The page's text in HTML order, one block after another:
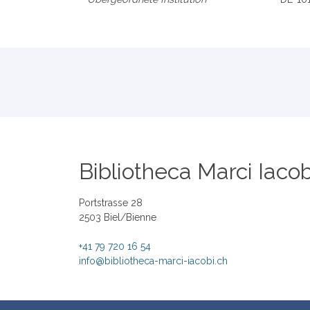
Bibliotheca Marci
Portstrasse 28
2503 Biel/Bienne
+41 79 720 16 54
info@bibliotheca-marci-iacobi.ch